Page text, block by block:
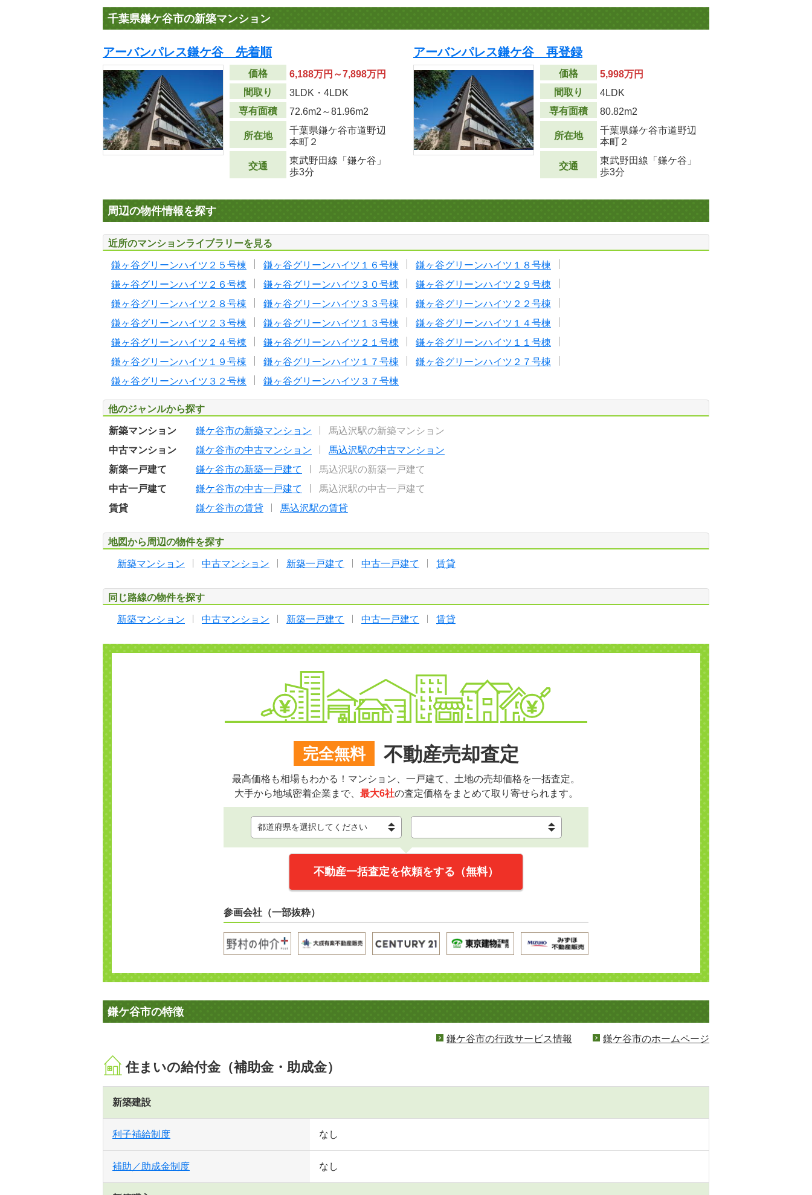
千葉県鎌ケ谷市の新築マンション
アーバンパレス鎌ケ谷 先着順
価格
6,188万円～7,898万円
間取り
3LDK・4LDK
専有面積
72.6m2 ～81.96m2
所在地
千葉県鎌ケ谷市道野辺
本町２
交通
東武野田線「鎌ケ谷」
歩3分
アーバンパレス鎌ケ谷 再登録
価格
5,998万円
間取り
4LDK
専有面積
80.82m2
所在地
千葉県鎌ケ谷市道野辺
本町２
交通
東武野田線「鎌ケ谷」
歩3分
周辺の物件情報を探す
近所のマンションライブラリーを見る
鎌ヶ谷グリーンハイツ２５号棟 鎌ヶ谷グリーンハイツ１６号棟
鎌ヶ谷グリーンハイツ１８号棟
鎌ヶ谷グリーンハイツ２６号棟
鎌ヶ谷グリーンハイツ３０号棟
鎌ヶ谷グリーンハイツ２９号棟
鎌ヶ谷グリーンハイツ２８号棟
鎌ヶ谷グリーンハイツ３３号棟
鎌ヶ谷グリーンハイツ２２号棟
鎌ヶ谷グリーンハイツ２３号棟
鎌ヶ谷グリーンハイツ１３号棟
鎌ヶ谷グリーンハイツ１４号棟
鎌ヶ谷グリーンハイツ２４号棟
鎌ヶ谷グリーンハイツ２１号棟
鎌ヶ谷グリーンハイツ１１号棟
鎌ヶ谷グリーンハイツ１９号棟
鎌ヶ谷グリーンハイツ１７号棟
鎌ヶ谷グリーンハイツ２７号棟
鎌ヶ谷グリーンハイツ３２号棟
鎌ヶ谷グリーンハイツ３７号棟
他のジャンルから探す
新築マンション 鎌ケ谷市の新築マンション
馬込沢駅の新築マンション
中古マンション
鎌ケ谷市の中古マンション
馬込沢駅の中古マンション
新築一戸建て
鎌ケ谷市の新築一戸建て
馬込沢駅の新築一戸建て
中古一戸建て
鎌ケ谷市の中古一戸建て
馬込沢駅の中古一戸建て
賃貸
鎌ケ谷市の賃貸 馬込沢駅の賃貸
地図から周辺の物件を探す
新築マンション 中古マンション 新築一戸建て 中古一戸建て 賃貸
同じ路線の物件を探す
新築マンション 中古マンション 新築一戸建て 中古一戸建て 賃貸
完全無料 不動産売却査定
最高価格も相場もわかる！マンション、一戸建て、土地の売却価格を一括査定。
大手から地域密着企業まで、 最大6社の査定価格をまとめて取り寄せられます。
不動産一括査定を依頼をする（無料）
参画会社（一部抜粋）
鎌ケ谷市の特徴
鎌ケ谷市の行政サービス情報 鎌ケ谷市のホームページ
住まいの給付金（補助金・助成金）
新築建設
利子補給制度 なし
補助／助成金制度 なし